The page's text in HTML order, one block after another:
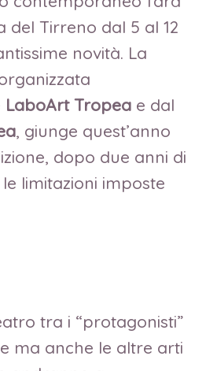
Tirreno dal 5 al 12
novità. La
LaboArt Tropea e dal
, giunge quest’anno
dopo due anni di
limitazioni imposte
tra i “protagonisti”
ma anche le altre arti